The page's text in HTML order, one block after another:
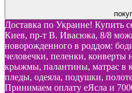
Доставка по Украине! Купить
Киев, пр-т В. Ивасюка, 8/8
новорожденного в роддом:
человечки, пеленки, конверты
крыжмы, палантины, матрас в
пледы, одеяла, подушки,
Принимаем оплату еЯсла и